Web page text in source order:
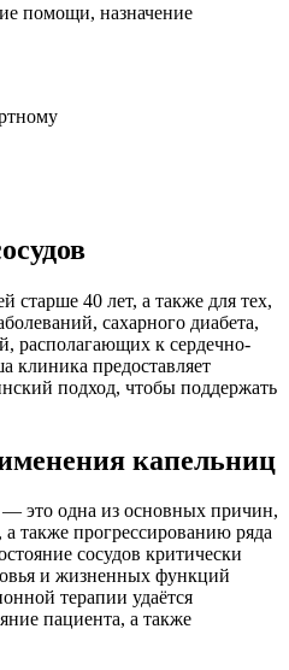
помощи, назначение
старше 40 лет, а также для тех,
сахарного диабета,
располагающих к сердечно-
клиника предоставляет
подход, чтобы поддержать
капельниц
это одна из основных причин,
также прогрессированию ряда
сосудов критически
и жизненных функций
терапии удаётся
пациента, а также